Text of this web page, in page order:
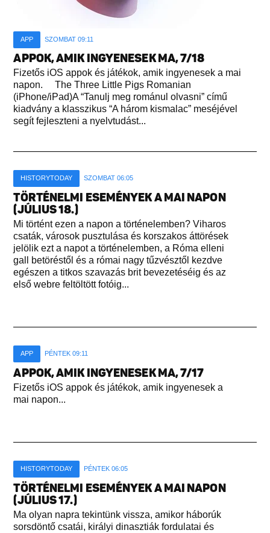
APP SZOMBAT 09:11
APPOK, AMIK INGYENESEK MA, 7/18
Fizetős iOS appok és játékok, amik ingyenesek a mai
napon. The Three Little Pigs Romanian
(iPhone/iPad)A “Tanulj meg románul olvasni” című
kiadvány a klasszikus “A három kismalac” meséjével
segít fejleszteni a nyelvtudást...
HISTORYTODAY SZOMBAT 06:05
TÖRTÉNELMI ESEMÉNYEK A MAI NAPON
(JÚLIUS 18.)
Mi történt ezen a napon a történelemben? Viharos
csaták, városok pusztulása és korszakos áttörések
jelölik ezt a napot a történelemben, a Róma elleni
gall betöréstől és a római nagy tűzvésztől kezdve
egészen a titkos szavazás brit bevezetéséig és az
első webre feltöltött fotóig...
APP PÉNTEK 09:11
APPOK, AMIK INGYENESEK MA, 7/17
Fizetős iOS appok és játékok, amik ingyenesek a
mai napon...
HISTORYTODAY PÉNTEK 06:05
TÖRTÉNELMI ESEMÉNYEK A MAI NAPON
(JÚLIUS 17.)
Ma olyan napra tekintünk vissza, amikor háborúk
sorsdöntő csatái, királyi dinasztiák fordulatai és